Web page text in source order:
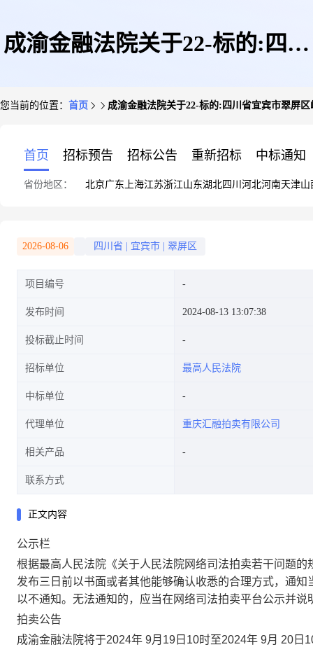
成渝金融法院关于22-标的:四川
元2层20号12-1-52(第一次拍卖)
的公告
您当前的位置： 首页 成渝金融法院关于22-标的:四川省宜宾市翠屏
首页 招标预告 招标公告 重新招标 中标通知
省份地区： 北京广东 上海江苏浙江山东湖北四川 河北河南天津山
2026-08-06 四川省 宜宾市 翠屏区
项目编号
发布时间 2024-08-13 13:07:38
投标截止时间
招标单位 最高人民法院
中标单位
代理单位 重庆汇融拍卖有限公司
相关产品
联系方式
正文内容
公示栏
根据最高人民法院《关于人民法院网络司法拍卖若干问题
发布三日前以书面或者其他能够确认收悉的合理方式，通
以不通知。无法通知的，应当在网络司法拍卖平台公示并
拍卖公告
成渝金融法院将于2024年 9月 19 日 10时至2024年 9月 20 日